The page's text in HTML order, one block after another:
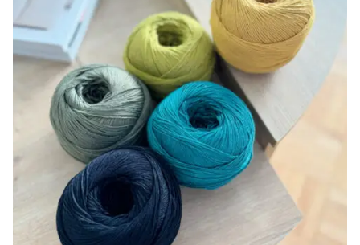
opciones
se
pueden
elegir
en
página
de
producto